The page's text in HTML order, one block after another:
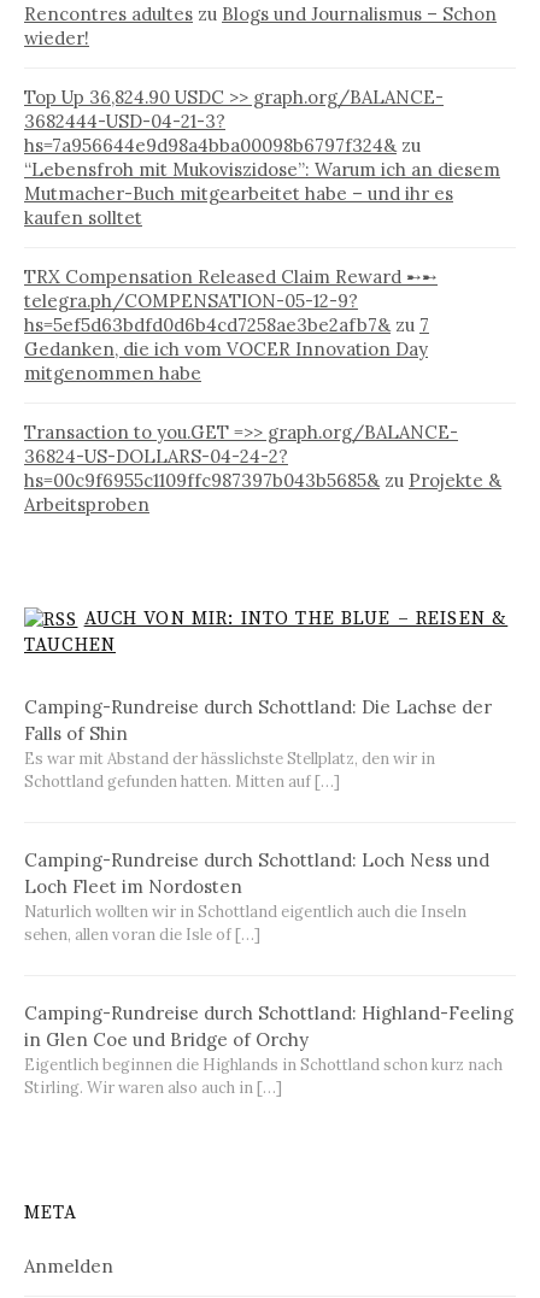
Rencontres adultes zu Blogs und Journalismus – Schon
wieder!
Top Up 36,824.90 USDC >> graph.org/BALANCE-
3682444-USD-04-21-3?
hs=7a956644e9d98a4bba00098b6797f324&zu
“Lebensfroh mit Mukoviszidose”: Warum ich an diesem
Mutmacher-Buch mitgearbeitet habe – und ihr es
kaufen solltet
TRX Compensation Released Claim Reward ➸➸
telegra.ph/COMPENSATION-05-12-9?
hs=5ef5d63bdfd0d6b4cd7258ae3be2afb7&zu 7
Gedanken, die ich vom VOCER Innovation Day
mitgenommen habe
Transaction to you.GET =>> graph.org/BALANCE-
36824-US-DOLLARS-04-24-2?
hs=00c9f6955c1109ffc987397b043b5685&zu Projekte &
Arbeitsproben
AUCH VON MIR: INTO THE BLUE – REISEN &
TAUCHEN
Camping-Rundreise durch Schottland: Die Lachse der
Falls of Shin
Es war mit Abstand der hässlichste Stellplatz, den wir in
Schottland gefunden hatten. Mitten auf […]
Camping-Rundreise durch Schottland: Loch Ness und
Loch Fleet im Nordosten
Naturlich wollten wir in Schottland eigentlich auch die Inseln
sehen, allen voran die Isle of […]
Camping-Rundreise durch Schottland: Highland-Feeling
in Glen Coe und Bridge of Orchy
Eigentlich beginnen die Highlands in Schottland schon kurz nach
Stirling. Wir waren also auch in […]
META
Anmelden